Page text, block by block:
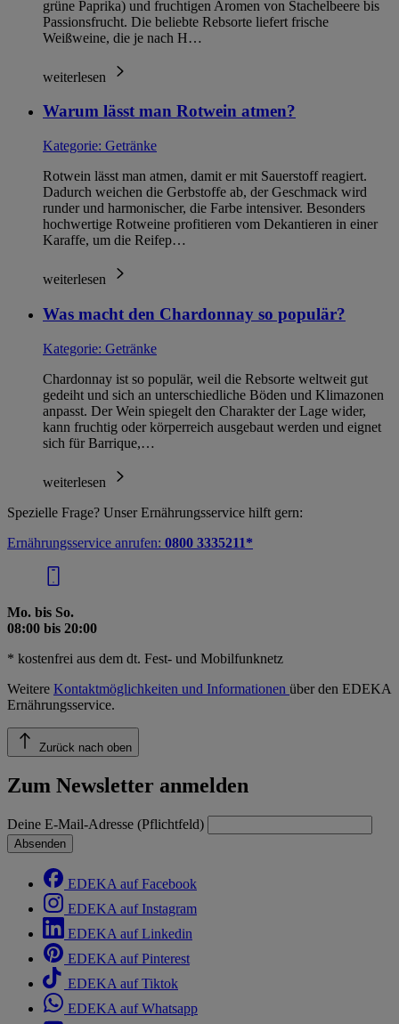
grüne Paprika) und fruchtigen Aromen von Stachelbeere bis
Passionsfrucht. Die beliebte Rebsorte liefert frische
Weißweine, die je nach H…
weiterlesen
Warum lässt man Rotwein atmen?
Kategorie: Getränke
Rotwein lässt man atmen, damit er mit Sauerstoff reagiert.
Dadurch weichen die Gerbstoffe ab, der Geschmack wird
runder und harmonischer, die Farbe intensiver. Besonders
hochwertige Rotweine profitieren vom Dekantieren in einer
Karaffe, um die Reifep…
weiterlesen
Was macht den Chardonnay so populär?
Kategorie: Getränke
Chardonnay ist so populär, weil die Rebsorte weltweit gut
gedeiht und sich an unterschiedliche Böden und Klimazonen
anpasst. Der Wein spiegelt den Charakter der Lage wider,
kann fruchtig oder körperreich ausgebaut werden und eignet
sich für Barrique,…
weiterlesen
Spezielle Frage? Unser Ernährungsservice hilft gern:
Ernährungsservice anrufen: 0800 3335211*
Mo. bis So.
08:00 bis 20:00
* kostenfrei aus dem dt. Fest- und Mobilfunknetz
Weitere Kontaktmöglichkeiten und Informationen über den EDEKA
Ernährungsservice.
Zurück nach oben
Zum Newsletter anmelden
Deine E-Mail-Adresse (Pflichtfeld)
Absenden
EDEKA auf Facebook
EDEKA auf Instagram
EDEKA auf Linkedin
EDEKA auf Pinterest
EDEKA auf Tiktok
EDEKA auf Whatsapp